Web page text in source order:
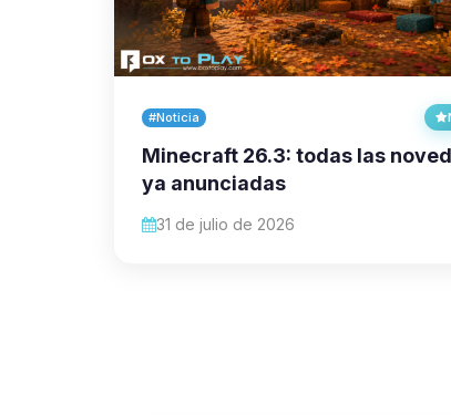
#Noticia
Minecraft 26.3: todas las
ya anunciadas
31 de julio de 2026